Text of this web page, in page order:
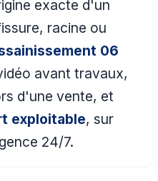
exacte d'un
racine ou
06
avant travaux,
d'une vente, et
exploitable, sur
24/7.